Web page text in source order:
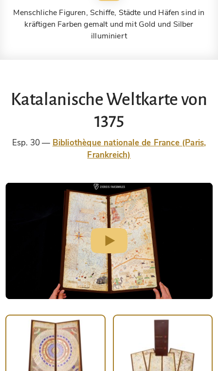
Menschliche Figuren, Schiffe, Städte und Häfen sind in
kräftigen Farben gemalt und mit Gold und Silber
illuminiert
Katalanische Weltkarte von
1375
Esp. 30
Bibliothèque nationale de France (Paris,
Frankreich)